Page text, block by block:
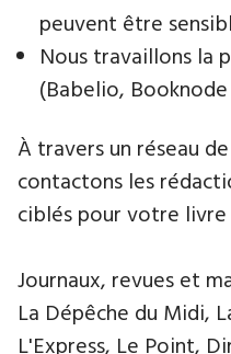
peuvent être
Nous travaillons la
(Babelio, Booknode
À travers un réseau
contactons les
ciblés pour votre livre
Journaux, revues et
La Dépêche du Midi,